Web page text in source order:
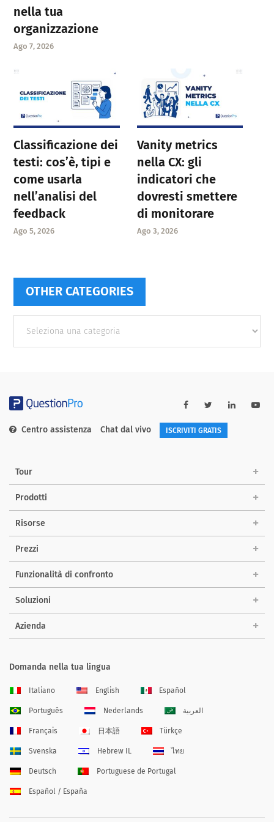
nella tua
organizzazione
Ago 7, 2026
Classificazione dei
testi: cos’è, tipi e
come usarla
nell’analisi del
feedback
Ago 5, 2026
Vanity metrics
nella CX: gli
indicatori che
dovresti smettere
di monitorare
Ago 3, 2026
OTHER CATEGORIES
categories
Centro assistenza Chat dal vivo ISCRIVITI GRATIS
Tour
Prodotti
Risorse
Prezzi
Funzionalità di confronto
Soluzioni
Azienda
Domanda nella tua lingua
Italiano English Español
Português Nederlands العربية
Français 日本語 Türkçe
Svenska Hebrew IL ไทย
Deutsch Portuguese de Portugal
Español / España